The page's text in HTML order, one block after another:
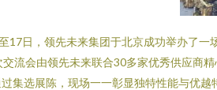
17日，领先未来集团于北京成功举办了一
流会由领先未来联合30多家优秀供应商
集选展陈，现场一一彰显独特性能与优